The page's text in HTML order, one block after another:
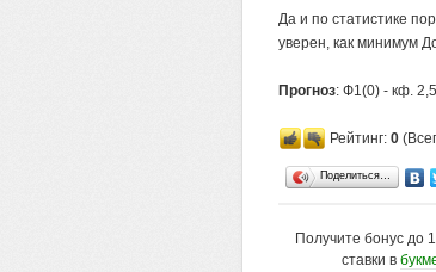
Да и по статистике
уверен, как минимум
Прогноз: Ф1(0) - кф.
Рейтинг: 0
Поделиться…
Получите бонус до
ставки в